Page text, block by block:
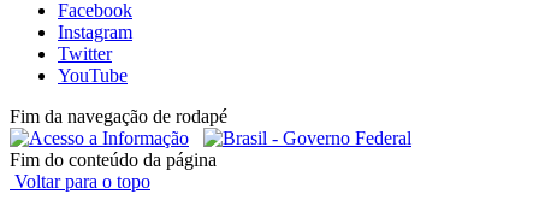
Facebook
Instagram
Twitter
YouTube
Fim da navegação de rodapé
Fim do conteúdo da página
Voltar para o topo